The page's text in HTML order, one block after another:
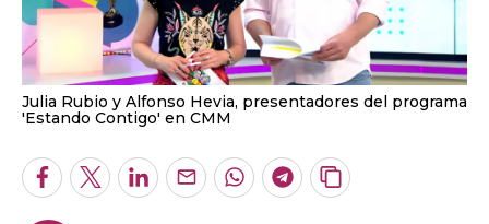
Julia Rubio y Alfonso Hevia, presentadores del programa
'Estando Contigo' en CMM
Facebook
TwitterLinkedInEnviarWhatsapp
Telegram
Copiar